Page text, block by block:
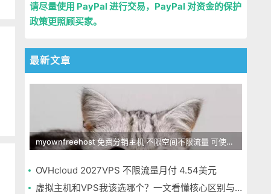
请尽量使用 PayPal 进行交易，PayPal 对资金的保护
政策更照顾买家。
最新文章
myownfreehost 免费分销主机 不限空间不限流量 可使用免费域名申请
OVHcloud 2027VPS 不限流量月付 4.54美元
虚拟主机和VPS我该选哪个？一文看懂核心区别与选择指南